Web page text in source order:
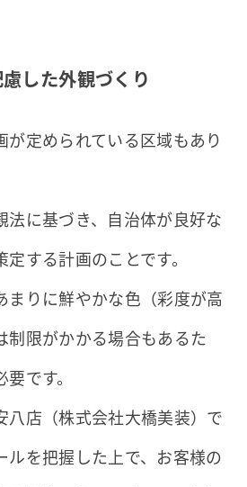
した外観づくり
が定められている区域もあり
法に基づき、自治体が良好な
する計画のことです。
まりに鮮やかな色（彩度が高
制限がかかる場合もあるた
です。
八店（株式会社大橋美装）で
ルを把握した上で、お客様の